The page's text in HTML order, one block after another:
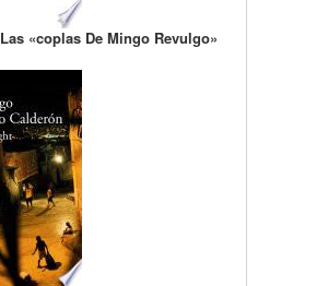
Las «coplas De Mingo Revulgo»